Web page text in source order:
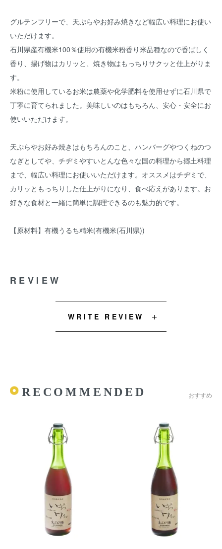
グルテンフリーで、天ぷらやお好み焼きなど幅広い料理にお使い
いただけます。
石川県産有機米100％使用の有機米粉香り米品種なので香ばしく
香り、揚げ物はカリッと、焼き物はもっちりサクッと仕上がりま
す。
米粉に使用しているお米は農薬や化学肥料を使用せずに石川県で
丁寧に育てられました。美味しいのはもちろん、安心・安全にお
使いいただけます。
天ぷらやお好み焼きはもちろんのこと、ハンバーグやつくねのつ
なぎとしてや、チヂミやすいとんな色々な国の料理から郷土料理
まで、幅広い料理にお使いいただけます。オススメはチヂミで、
カリッともっちりした仕上がりになり、食べ応えがあります。お
好きな食材と一緒に簡単に調理できるのも魅力的です。
【原材料】有機うるち精米(有機米(石川県))
REVIEW
WRITE REVIEW
RECOMMENDED おすすめ